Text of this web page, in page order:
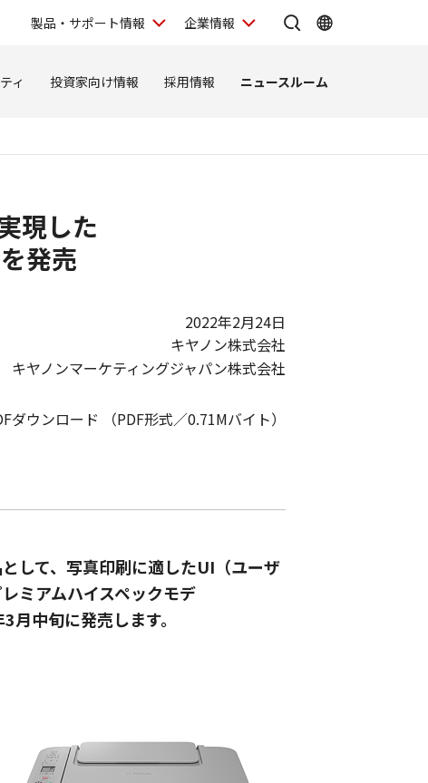
製品・サポート情報 企業情報
ィ 投資家向け情報 採用情報 ニュースルーム
現した
発売
2022年2月24日
キヤノン株式会社
キヤノンマーケティングジャパン株式会社
ダウンロード （PDF形式／0.71Mバイト）
して、写真印刷に適したUI（ユーザ
ミアムハイスペックモデ
中旬に発売します。